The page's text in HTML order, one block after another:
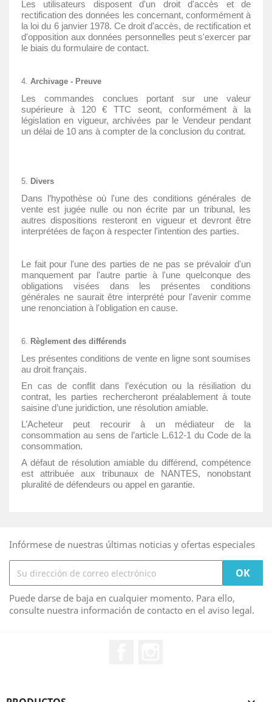
Les utilisateurs disposent d'un droit d'accès et de
rectification des données les concernant, conformément à
la loi du 6 janvier 1978. Ce droit d'accès, de rectification et
d'opposition aux données personnelles peut s'exercer par
le biais du formulaire de contact.
Archivage - Preuve
Les commandes conclues portant sur une valeur
supérieure à 120 € TTC seont, conformément à la
législation en vigueur, archivées par le Vendeur pendant
un délai de 10 ans à compter de la conclusion du contrat.
Divers
Dans l’hypothèse où l'une des conditions générales de
vente est jugée nulle ou non écrite par un tribunal, les
autres dispositions resteront en vigueur et devront être
interprétées de façon à respecter l'intention des parties.
Le fait pour l'une des parties de ne pas se prévaloir d'un
manquement par l'autre partie à l'une quelconque des
obligations visées dans les présentes conditions
générales ne saurait être interprété pour l'avenir comme
une renonciation à l'obligation en cause.
Règlement des différends
Les présentes conditions de vente en ligne sont soumises
au droit français.
En cas de conflit dans l’exécution ou la résiliation du
contrat, les parties rechercheront préalablement à toute
saisine d’une juridiction, une résolution amiable.
L’Acheteur peut recourir à un médiateur de la
consommation au sens de l’article L.612-1 du Code de la
consommation.
A défaut de résolution amiable du différend, compétence
est attribuée aux tribunaux de NANTES, nonobstant
pluralité de défendeurs ou appel en garantie.
Infórmese de nuestras últimas noticias y ofertas especiales
Puede darse de baja en cualquier momento. Para ello,
consulte nuestra información de contacto en el aviso legal.